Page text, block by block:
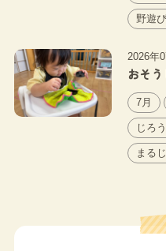
野遊
2026年
おそ
7月
じろ
まる